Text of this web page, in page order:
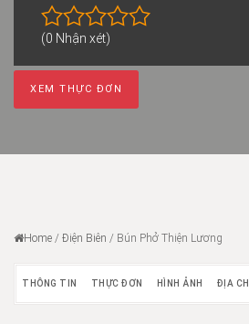
(0 Nhận xét)
XEM THỰC ĐƠN
Home / Điện Biên / Bún Phở Thiện Lương
THÔNG TIN THỰC ĐƠN HÌNH ẢNH ĐỊA CHỈ